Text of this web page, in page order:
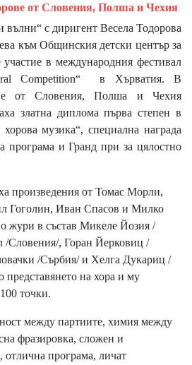
от Словения, Полша и Чехия
с диригент Весела Тодорова
към Общинския детски център за
участие в международния фестивал
Competition“ в Хърватия. В
от Словения, Полша и Чехия
златна диплома първа степен в
хорова музика“, специална награда
програма и Гранд при за цялостно
произведения от Томас Морли,
Гоголин, Иван Спасов и Милко
жури в състав Микеле Йозия /
/Словения/, Горан Йерковиц /
/Сърбия/ и Хелга Дукариц /
представянето на хора и му
точки.
между партиите, химия между
фразировка, сложен и
отлична програма, личат